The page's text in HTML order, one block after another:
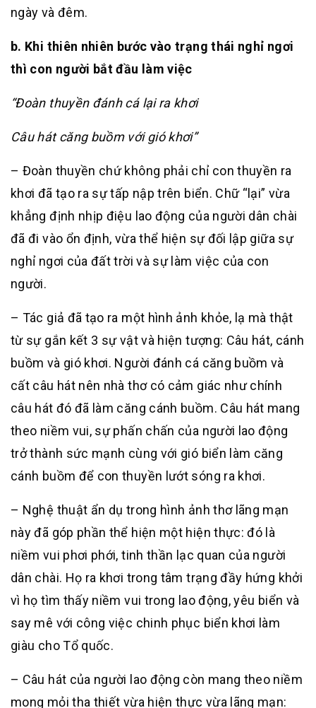
ngày và đêm.
b. Khi thiên nhiên bước vào trạng thái nghỉ ngơi
thì con người bắt đầu làm việc
“Đoàn thuyền đánh cá lại ra khơi
Câu hát căng buồm với gió khơi”
– Đoàn thuyền chứ không phải chỉ con thuyền ra
khơi đã tạo ra sự tấp nập trên biển. Chữ “lại” vừa
khẳng định nhịp điệu lao động của người dân chài
đã đi vào ổn định, vừa thể hiện sự đối lập giữa sự
nghỉ ngơi của đất trời và sự làm việc của con
người.
– Tác giả đã tạo ra một hình ảnh khỏe, lạ mà thật
từ sự gắn kết 3 sự vật và hiện tượng: Câu hát, cánh
buồm và gió khơi. Người đánh cá căng buồm và
cất câu hát nên nhà thơ có cảm giác như chính
câu hát đó đã làm căng cánh buồm. Câu hát mang
theo niềm vui, sự phấn chấn của người lao động
trở thành sức mạnh cùng với gió biển làm căng
cánh buồm để con thuyền lướt sóng ra khơi.
– Nghệ thuật ẩn dụ trong hình ảnh thơ lãng mạn
này đã góp phần thể hiện một hiện thực: đó là
niềm vui phơi phới, tinh thần lạc quan của người
dân chài. Họ ra khơi trong tâm trạng đầy hứng khởi
vì họ tìm thấy niềm vui trong lao động, yêu biển và
say mê với công việc chinh phục biển khơi làm
giàu cho Tổ quốc.
– Câu hát của người lao động còn mang theo niềm
mong mỏi tha thiết vừa hiện thực vừa lãng mạn: